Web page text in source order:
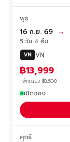
พุธ
16 ก.ย. 69 →
5 วัน 4 คืน
VN VN
฿13,999
+พักเดี่ยว ฿3,500
เปิดจอง
ศุกร์